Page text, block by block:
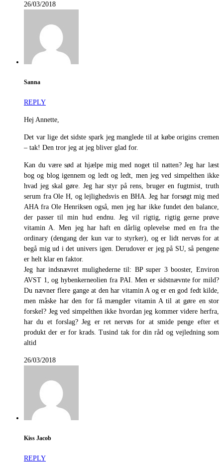
26/03/2018
Sanna
REPLY
Hej Annette,
Det var lige det sidste spark jeg manglede til at købe origins cremen
– tak! Den tror jeg at jeg bliver glad for.
Kan du være sød at hjælpe mig med noget til natten? Jeg har læst
bog og blog igennem og ledt og ledt, men jeg ved simpelthen ikke
hvad jeg skal gøre. Jeg har styr på rens, bruger en fugtmist, truth
serum fra Ole H, og lejlighedsvis en BHA. Jeg har forsøgt mig med
AHA fra Ole Henriksen også, men jeg har ikke fundet den balance,
der passer til min hud endnu. Jeg vil rigtig, rigtig gerne prøve
vitamin A. Men jeg har haft en dårlig oplevelse med en fra the
ordinary (dengang der kun var to styrker), og er lidt nervøs for at
begå mig ud i det univers igen. Derudover er jeg på SU, så pengene
er helt klar en faktor.
Jeg har indsnævret mulighederne til: BP super 3 booster, Environ
AVST 1, og hybenkerneolien fra PAI. Men er sidstnævnte for mild?
Du nævner flere gange at den har vitamin A og er en god fedt kilde,
men måske har den for få mængder vitamin A til at gøre en stor
forskel? Jeg ved simpelthen ikke hvordan jeg kommer videre herfra,
har du et forslag? Jeg er ret nervøs for at smide penge efter et
produkt der er for krads. Tusind tak for din råd og vejledning som
altid
26/03/2018
Kiss Jacob
REPLY